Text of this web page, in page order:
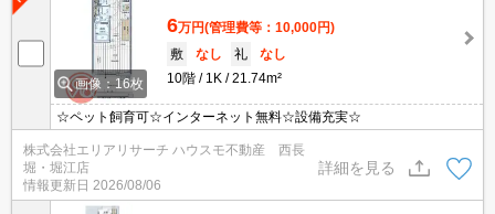
画像：16枚
6万円(管理費等：10,000円)
敷
なし 礼
なし
10階
1K 21.74m²
☆ペット飼育可☆インターネット無料☆設備充実☆
株式会社エリアリサーチ ハウスモ不動産 西長
堀・堀江店
情報更新日 2026/08/06
詳細を見る